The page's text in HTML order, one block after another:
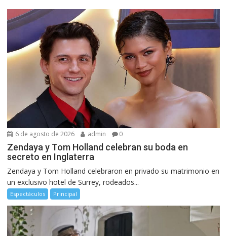
6 de agosto de 2026 admin 0
Zendaya y Tom Holland celebran su boda en
secreto en Inglaterra
Zendaya y Tom Holland celebraron en privado su matrimonio en
un exclusivo hotel de Surrey, rodeados...
Espectáculos Principal